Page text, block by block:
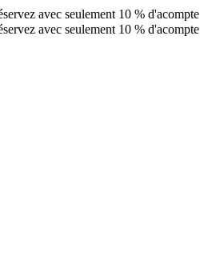
avec seulement 10 % d'acompte
avec seulement 10 % d'acompte